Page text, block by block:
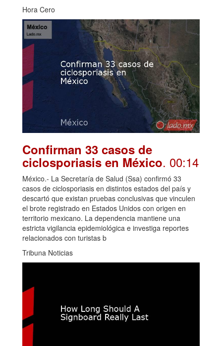
Hora Cero
Confirman 33 casos de
ciclosporiasis en México. 00:14
México.- La Secretaría de Salud (Ssa) confirmó 33
casos de ciclosporiasis en distintos estados del país y
descartó que existan pruebas conclusivas que vinculen
el brote registrado en Estados Unidos con origen en
territorio mexicano. La dependencia mantiene una
estricta vigilancia epidemiológica e investiga reportes
relacionados con turistas b
Tribuna Noticias